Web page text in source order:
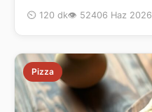
⏲ 120 dk👁 52406 Haz 2026
Pizza